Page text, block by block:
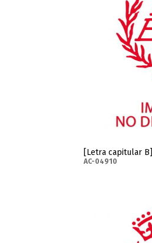
[Letra capitular B]
AC-04910